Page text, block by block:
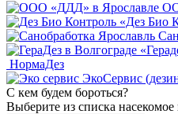
«Дез Био
НормаДез
ЭкоСервис
С кем будем бороться?
Выберите из списка